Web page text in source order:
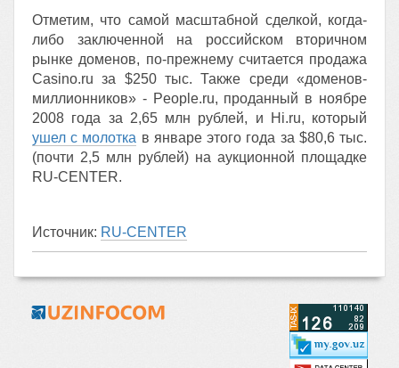
Отметим, что самой масштабной сделкой, когда-
либо заключенной на российском вторичном
рынке доменов, по-прежнему считается продажа
Casino.ru за $250 тыс. Также среди «доменов-
миллионников» - People.ru, проданный в ноябре
2008 года за 2,65 млн рублей, и Hi.ru, который
ушел с молотка в январе этого года за $80,6 тыс.
(почти 2,5 млн рублей) на аукционной площадке
RU-CENTER.
Источник: RU-CENTER